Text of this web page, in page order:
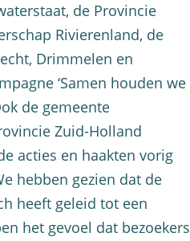
de Provincie
Rivierenland, de
Drimmelen en
‘Samen houden we
de gemeente
Zuid-Holland
acties en haakten vorig
hebben gezien dat de
heeft geleid tot een
het gevoel dat bezoekers